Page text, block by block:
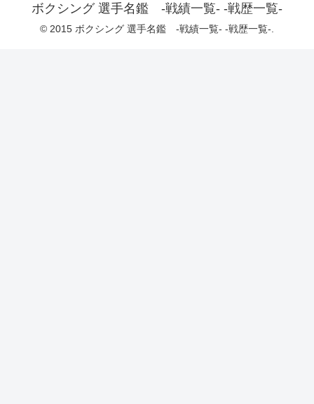
ボクシング 選手名鑑 -戦績一覧- -戦歴一覧-
© 2015 ボクシング 選手名鑑 -戦績一覧- -戦歴一覧-.